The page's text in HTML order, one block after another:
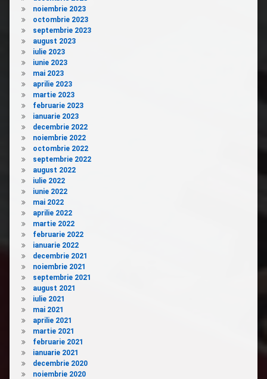
noiembrie 2023
octombrie 2023
septembrie 2023
august 2023
iulie 2023
iunie 2023
mai 2023
aprilie 2023
martie 2023
februarie 2023
ianuarie 2023
decembrie 2022
noiembrie 2022
octombrie 2022
septembrie 2022
august 2022
iulie 2022
iunie 2022
mai 2022
aprilie 2022
martie 2022
februarie 2022
ianuarie 2022
decembrie 2021
noiembrie 2021
septembrie 2021
august 2021
iulie 2021
mai 2021
aprilie 2021
martie 2021
februarie 2021
ianuarie 2021
decembrie 2020
noiembrie 2020